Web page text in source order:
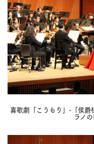
喜歌劇「こうもり」-「侯
ラノ